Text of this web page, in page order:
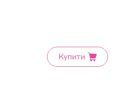
Купити